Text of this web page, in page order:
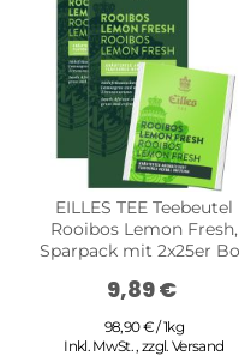
EILLES TEE Teebeutel
Rooibos Lemon Fresh,
Sparpack mit 2x25er
9,89 €
98,90 € / 1kg
Inkl. MwSt. ,zzgl.Versand